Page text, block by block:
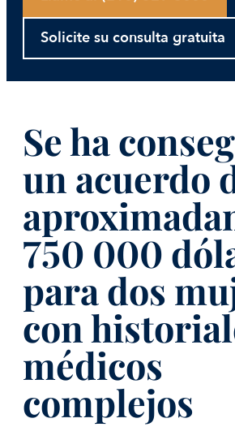
Solicite su consulta gratuita
Se ha
un acuerdo
750 000
para dos
con
médicos
complejos